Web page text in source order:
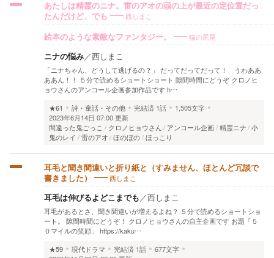
あたしは精霊のニナ。雷のアオの頭の上が最近の定位置だっ
たんだけど、でも
西しまこ
絵本のような素敵なファンタジー。 猫の尻尾
ニナの悩み／西しまこ
「ニナちゃん、どうして逃げるの？」 だってだってだって！ うわああ
ああん！！ ５分で読めるショートショート 隙間時間にどうぞ クロノヒ
ョウさんのアンコール企画参加作品です h…
★61
詩・童話・その他 完結済 1話
1,505文字
2023年6月14日 07:00 更新
間違った鬼ごっこ
クロノヒョウさん アンコール企画 精霊ニナ 小
鬼のレイ
雷のアオ ほのぼの ほっこり
耳毛と聞き間違いと折り紙と（すみません、ほとんど冗談で
書きました）
西しまこ
耳毛は伸びるよどこまでも ／西しまこ
耳毛があるとさ、聞き間違いが増えるよね？ ５分で読めるショートショ
ート。 隙間時間にどうぞ！ クロノヒョウさんの自主企画です お題「５
０マイルの笑顔」 https://kaku…
★59
現代ドラマ 完結済 1話
677文字